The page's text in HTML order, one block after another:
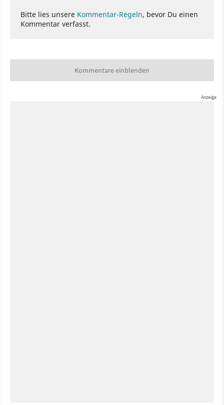
Bitte lies unsere Kommentar-Regeln, bevor Du einen
Kommentar verfasst.
Kommentare einblenden